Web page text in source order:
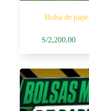
Bolsa de
S/2,200.00